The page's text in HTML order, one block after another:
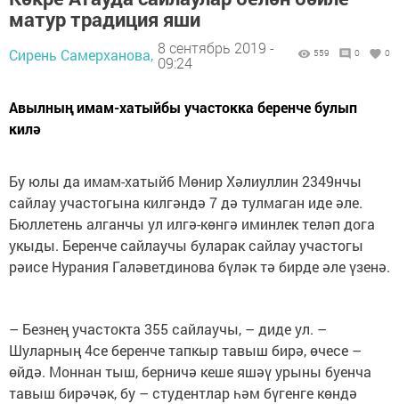
матур традиция яши
Сирень Самерханова, 8 сентябрь 2019 -
09:24
559 0 0
Авылның имам-хатыйбы участокка беренче булып
килә
Бу юлы да имам-хатыйб Мөнир Хәлиуллин 2349нчы
сайлау участогына килгәндә 7 дә тулмаган иде әле.
Бюллетень алганчы ул илгә-көнгә иминлек теләп дога
укыды. Беренче сайлаучы буларак сайлау участогы
рәисе Нурания Галәветдинова бүләк тә бирде әле үзенә.
– Безнең участокта 355 сайлаучы, – диде ул. –
Шуларның 4се беренче тапкыр тавыш бирә, өчесе –
өйдә. Моннан тыш, берничә кеше яшәү урыны буенча
тавыш бирәчәк, бу – студентлар һәм бүгенге көндә